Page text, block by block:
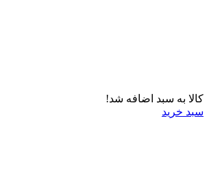
کالا به سبد اضافه شد!
سبد خرید